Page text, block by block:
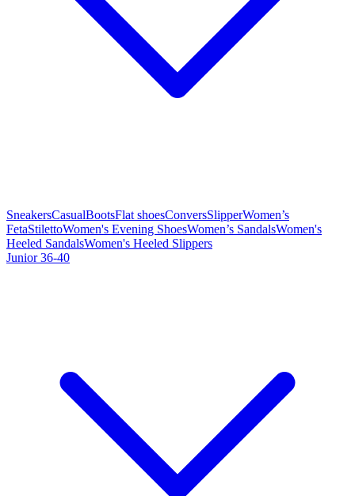
SneakersCasualBootsFlat shoesConversSlipperWomen’s
FetaStilettoWomen's Evening ShoesWomen’s SandalsWomen's
Heeled SandalsWomen's Heeled Slippers
Junior 36-40